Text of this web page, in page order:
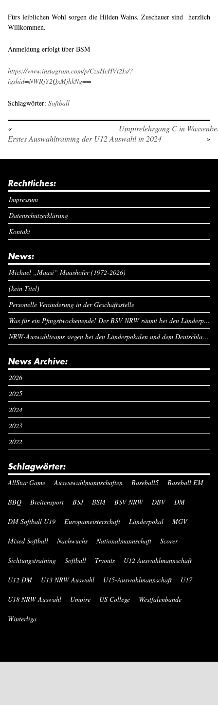
Fürs leiblichen Wohl sorgen die Hilden Wains. Zuschauer sind herzlich
Willkommen.
Anmeldung erfolgt über BSM
https://www.instagram.com/p/CzuHcHVt2Ix/?
igshid=NWRjY2QxMjhkNg==
Schlagwörter: Softball
«
Erstes Auswahltraining der U12 Auswahl in 2024
Umpirelehrgang C in
»
Rechtliches:
Impressum
Datenschutzerklärung
Kontakt
News:
Michael „Maasi“ Maashofer (1972-2026)
(kein Titel)
Personelle Veränderung in der Geschäftsstelle
Was für ein Pfingstwochenende! Der BSV NRW räumt bei den Länderpokalen ab
NRW-Auswahlteams siegen bei den Länderpokalen und dem Deutschlandcup an Pfingsten
News Archive:
2026
2025
2024
2023
2022
Schlagwörter:
AllStar Game Auswawahlmannschaften Baseball5 Baseball EM
BBQ Breitensport BSJ BSM BSV NRW DBV DM
DM Softball U19 Europameisterschaft Länderpokal MGV
Mixed Softball Nachwuchs Nationalmannschaft Scorer
Sichtungstraining Softball Tryouts U12 Auswahlmannschaft
U12 DM U13 NRW Auswahl U15-Auswahlmannschaft U17
U18 NRW Auswahl Umpire US College Westfalenbande
Winterliga